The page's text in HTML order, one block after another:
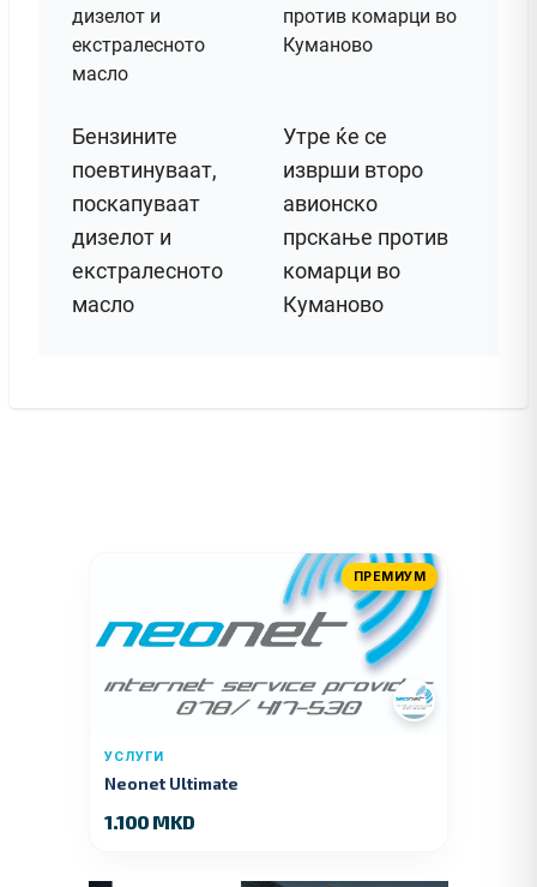
Бензините
поевтинуваат,
поскапуваат
дизелот и
екстралесното
масло
Утре ќе се
изврши второ
авионско
прскање против
комарци во
Куманово
ПРЕМИУМ
УСЛУГИ
Neonet Ultimate
1.100 MKD